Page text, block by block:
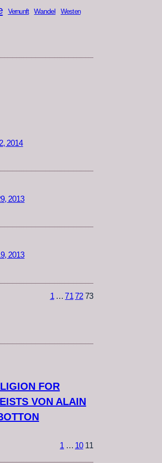
Vernunft Wandel Westen
2014
2013
2013
1 … 7172 73
FOR
VON ALAIN
1 … 10 11